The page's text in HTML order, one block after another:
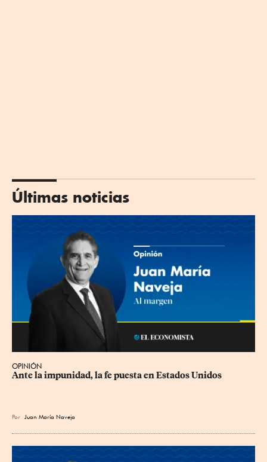
Últimas noticias
OPINIÓN
Ante la impunidad, la fe puesta en Estados Unidos
Por Juan María Naveja